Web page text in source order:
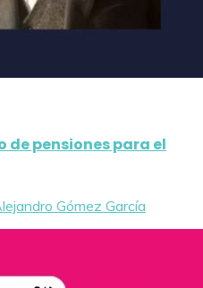
de pensiones para el
Gómez García